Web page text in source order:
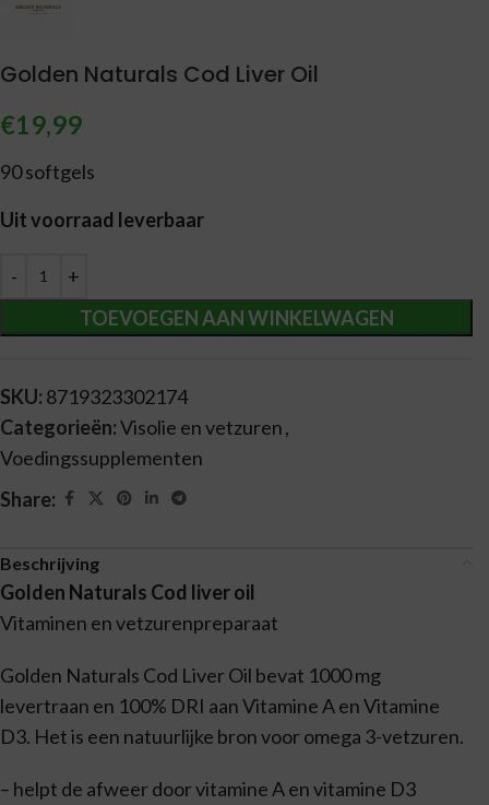
Golden Naturals Cod Liver Oil
€19,99
90 softgels
Uit voorraad leverbaar
TOEVOEGEN AAN WINKELWAGEN
Alternative:
SKU: 8719323302174
Categorieën:Visolie en vetzuren,
Voedingssupplementen
Share:
Beschrijving
Golden Naturals Cod liver oil
Vitaminen en vetzurenpreparaat
Golden Naturals Cod Liver Oil bevat 1000 mg
levertraan en 100% DRI aan Vitamine A en Vitamine
D3. Het is een natuurlijke bron voor omega 3-vetzuren.
– helpt de afweer door vitamine A en vitamine D3